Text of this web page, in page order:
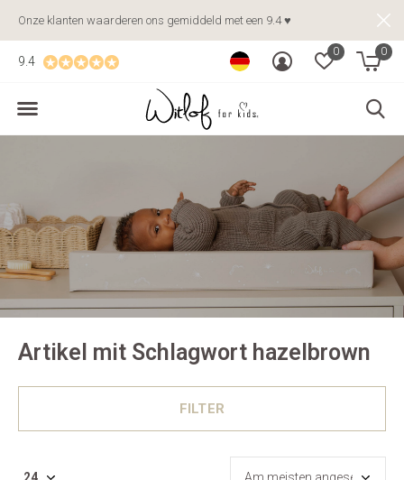
0 0
9.4
Onze klanten waarderen ons gemiddeld met een 9.4 ♥
Artikel mit Schlagwort hazelbrown
FILTER